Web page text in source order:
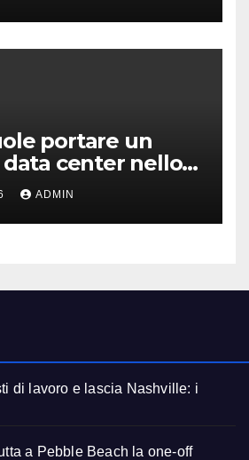
portare un
center nello
sarà il cervello
ADMIN
di lavoro e lascia Nashville: i
a Pebble Beach la one-off